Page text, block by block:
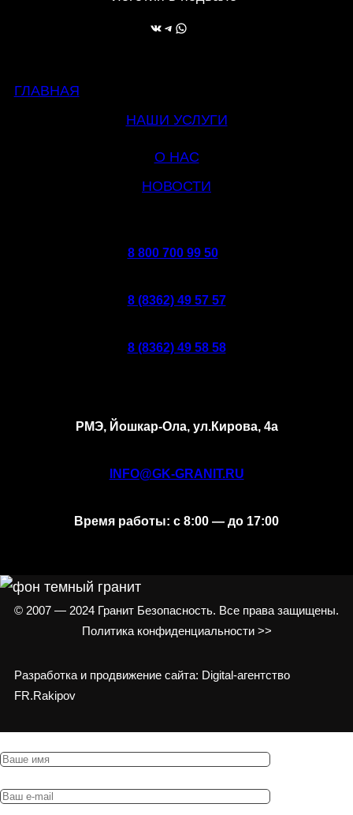
ВКонтакте Telegram WhatsApp
ГЛАВНАЯ
НАШИ УСЛУГИ
О НАС
НОВОСТИ
8 800 700 99 50
8 (8362) 49 57 57
8 (8362) 49 58 58
РМЭ, Йошкар-Ола, ул.Кирова, 4а
INFO@GK-GRANIT.RU
Время работы: с 8:00 — до 17:00
© 2007 — 2024 Гранит Безопасность. Все права защищены.
Политика конфиденциальности >>
Разработка и продвижение сайта: Digital-агентство
FR.Rakipov